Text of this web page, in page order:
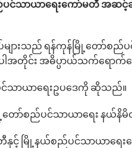
င်သာယာ‌ရေး‌ကော်မတီ အဆင့်ဆ
ရပ်များသည် ရန်ကုန်မြို့‌တော်
ပါအတိုင်း အဓိပ္ပာယ်သက်‌ရောက်‌
သာယာရေးဥပဒေကို ဆိုသည်။
ော်စည်ပင်သာယာ‌ရေး နယ်
နှင့် မြို့နယ်စည်ပင်သာယာ‌ရေ